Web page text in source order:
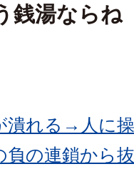
銭湯ならね
潰れる→人に
の連鎖から